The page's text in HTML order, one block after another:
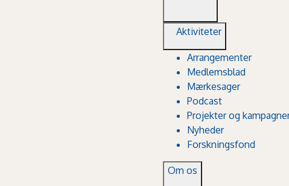
Aktiviteter
Arrangementer
Medlemsblad
Mærkesager
Podcast
Projekter og
Nyheder
Forskningsfond
Om os